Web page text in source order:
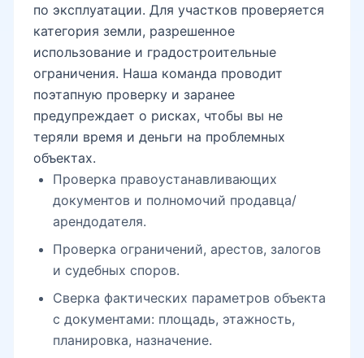
по эксплуатации. Для участков проверяется
категория земли, разрешенное
использование и градостроительные
ограничения. Наша команда проводит
поэтапную проверку и заранее
предупреждает о рисках, чтобы вы не
теряли время и деньги на проблемных
объектах.
Проверка правоустанавливающих
документов и полномочий продавца/
арендодателя.
Проверка ограничений, арестов, залогов
и судебных споров.
Сверка фактических параметров объекта
с документами: площадь, этажность,
планировка, назначение.